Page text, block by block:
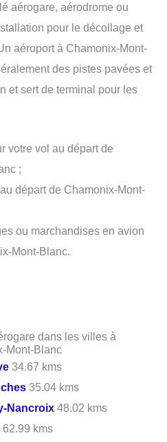
aérogare, aérodrome ou
pour le décollage et
aéroport à Chamonix-Mont-
des pistes pavées et
et sert de terminal pour les
votre vol au départ de
;
départ de Chamonix-Mont-
ou marchandises en avion
Mont-Blanc.
dans les villes à
Mont-Blanc
34.67 kms
35.04 kms
Nancroix 48.02 kms
62.99 kms